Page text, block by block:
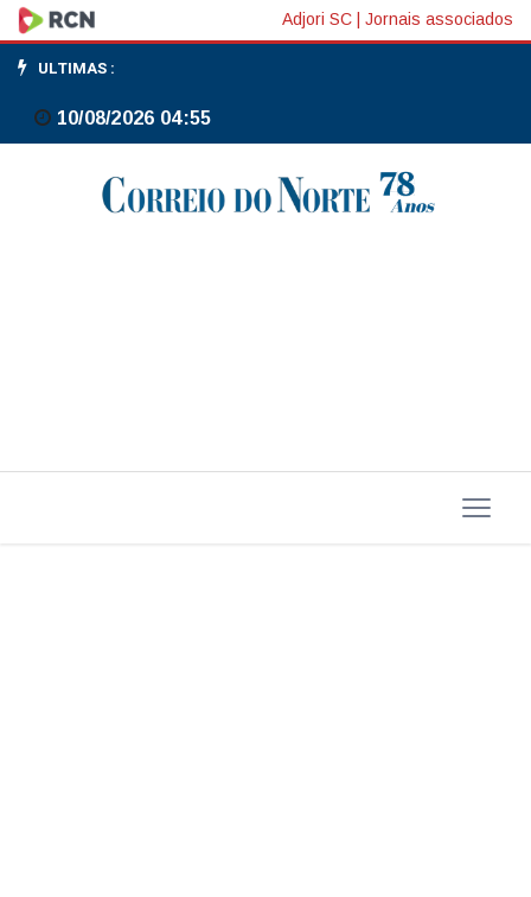
Programa
Moeda
Ouro
Verde
de
Adjori SC Jornais associados
ULTIMAS :
10/08/2026 04:55